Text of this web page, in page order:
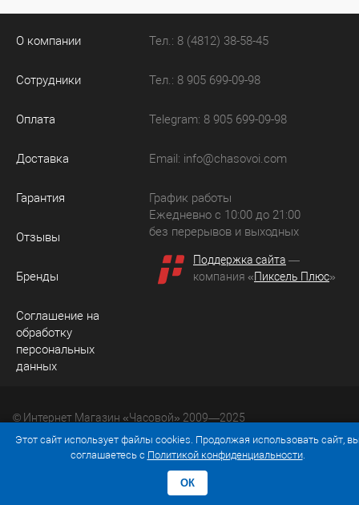
О компании
Сотрудники
Оплата
Доставка
Гарантия
Отзывы
Бренды
Соглашение на
обработку
персональных
данных
Тел.: 8 (4812) 38-58-45
Тел.: 8 905 699-09-98
Telegram: 8 905 699-09-98
Email: info@chasovoi.com
График работы
Ежедневно с 10:00 до 21:00
без перерывов и выходных
Поддержка сайта —
компания «Пиксель Плюс»
© Интернет Магазин «Часовой» 2009—2025
Юридический адрес: 214036 Россия, г. Смоленск, ул.
Рыленкова, д. 61а, кв. 24.
Этот сайт использует файлы cookies. Продолжая использовать сайт,
соглашаетесь с Политикой конфиденциальности.
ОК